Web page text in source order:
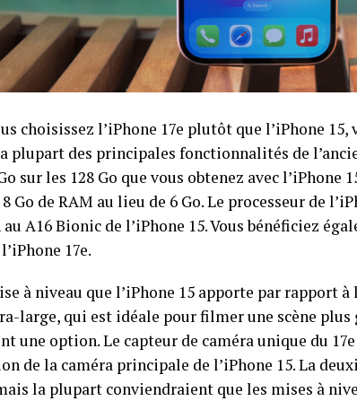
choisissez l’iPhone 17e plutôt que l’iPhone 15,
plupart des principales fonctionnalités de
sur les 128 Go que vous obtenez avec l’iPhone
Go de RAM au lieu de 6 Go. Le processeur de
A16 Bionic de l’iPhone 15. Vous bénéficiez
17e.
à niveau que l’iPhone 15 apporte par rapport à
large, qui est idéale pour filmer une scène plus
une option. Le capteur de caméra unique du
de la caméra principale de l’iPhone 15. La
la plupart conviendraient que les mises à